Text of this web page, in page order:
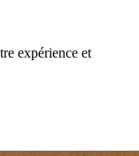
expérience et